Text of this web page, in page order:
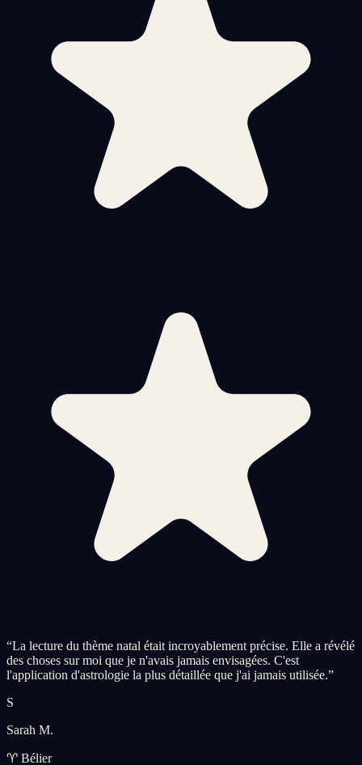
“La lecture du thème natal était incroyablement précise. Elle a révélé
des choses sur moi que je n'avais jamais envisagées. C'est
l'application d'astrologie la plus détaillée que j'ai jamais utilisée.”
S
Sarah M.
♈ Bélier